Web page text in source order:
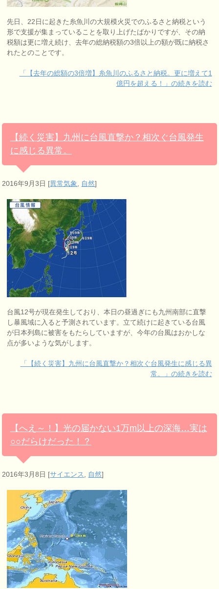
先日、22日に起きた糸魚川の大規模火災でのふるさと納税という
形で支援が集まっていることを取り上げたばかりですが、その納
税額は更に増え続け、去年の総納税額の3倍以上の額が既に納税さ
れたとのことです。
「【去年の総額の3倍増】糸魚川のふるさと納税。更に増えて1
億円を超える！」の続きを読む
【続く災害】九州に台風直撃か？相次ぐ台風発生
に感じる異常。
2016年9月3日 [異常気象, 自然]
台風12号が現在発生しており、本日の昼過ぎにも九州南部に直撃
し暴風域に入ると予測されています。立て続けに起きている台風
が日本列島に被害をもたらしていますが、今年の台風はおかしな
点が多いような気がします。
「【続く災害】九州に台風直撃か？相次ぐ台風発生に感じる異
常。」の続きを読む
【へえ～！】光の届かない1万m以上の深海…実は
○○だらけだった！？
2016年3月8日 [サイエンス 自然]